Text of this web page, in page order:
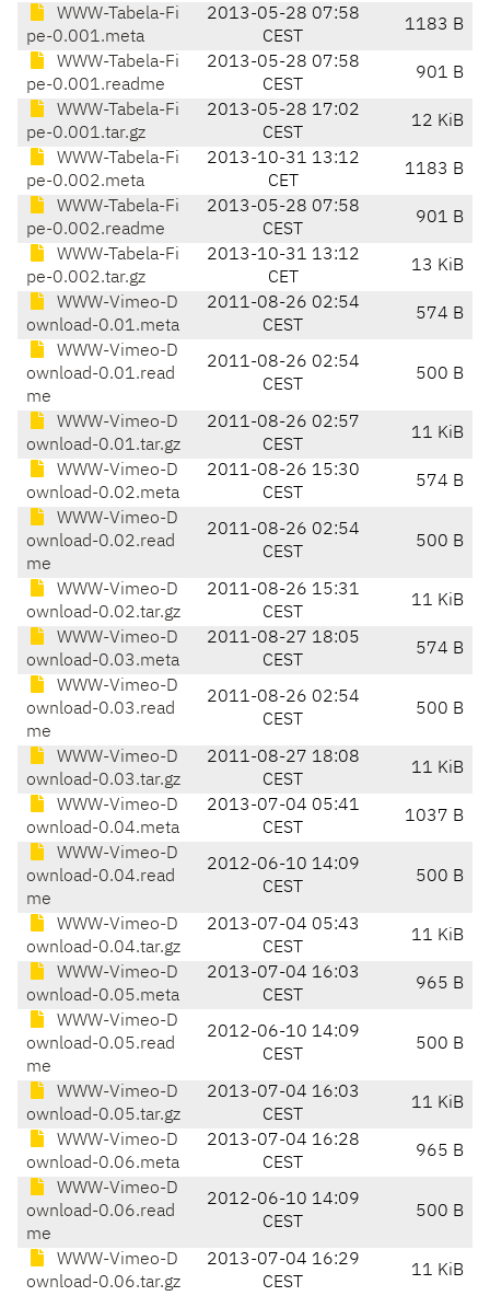
WWW-Tabela-Fi
pe-0.001.meta
2013-05-28 07:58
CEST
1183 B
WWW-Tabela-Fi
pe-0.001.readme
2013-05-28 07:58
CEST
901 B
WWW-Tabela-Fi
pe-0.001.tar.gz
2013-05-28 17:02
CEST
12 KiB
WWW-Tabela-Fi
pe-0.002.meta
2013-10-31 13:12
CET
1183 B
WWW-Tabela-Fi
pe-0.002.readme
2013-05-28 07:58
CEST
901 B
WWW-Tabela-Fi
pe-0.002.tar.gz
2013-10-31 13:12
CET
13 KiB
WWW-Vimeo-D
ownload-0.01.meta
2011-08-26 02:54
CEST
574 B
WWW-Vimeo-D
ownload-0.01.read
me
2011-08-26 02:54
CEST
500 B
WWW-Vimeo-D
ownload-0.01.tar.gz
2011-08-26 02:57
CEST
11 KiB
WWW-Vimeo-D
ownload-0.02.meta
2011-08-26 15:30
CEST
574 B
WWW-Vimeo-D
ownload-0.02.read
me
2011-08-26 02:54
CEST
500 B
WWW-Vimeo-D
ownload-0.02.tar.gz
2011-08-26 15:31
CEST
11 KiB
WWW-Vimeo-D
ownload-0.03.meta
2011-08-27 18:05
CEST
574 B
WWW-Vimeo-D
ownload-0.03.read
me
2011-08-26 02:54
CEST
500 B
WWW-Vimeo-D
ownload-0.03.tar.gz
2011-08-27 18:08
CEST
11 KiB
WWW-Vimeo-D
ownload-0.04.meta
2013-07-04 05:41
CEST
1037 B
WWW-Vimeo-D
ownload-0.04.read
me
2012-06-10 14:09
CEST
500 B
WWW-Vimeo-D
ownload-0.04.tar.gz
2013-07-04 05:43
CEST
11 KiB
WWW-Vimeo-D
ownload-0.05.meta
2013-07-04 16:03
CEST
965 B
WWW-Vimeo-D
ownload-0.05.read
me
2012-06-10 14:09
CEST
500 B
WWW-Vimeo-D
ownload-0.05.tar.gz
2013-07-04 16:03
CEST
11 KiB
WWW-Vimeo-D
ownload-0.06.meta
2013-07-04 16:28
CEST
965 B
WWW-Vimeo-D
ownload-0.06.read
me
2012-06-10 14:09
CEST
500 B
WWW-Vimeo-D
ownload-0.06.tar.gz
2013-07-04 16:29
CEST
11 KiB